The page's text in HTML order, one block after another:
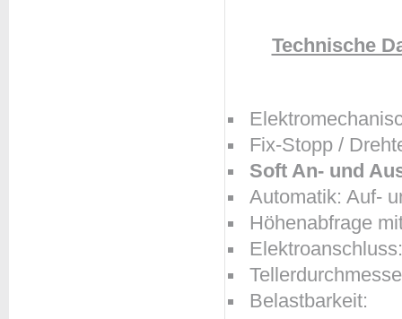
Technische
Fix-Stopp /
Soft An- und
Automatik: Auf-
Höhenabfrage